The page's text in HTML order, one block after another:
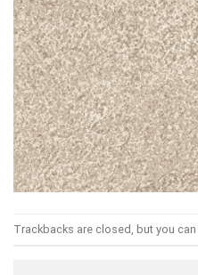
Trackbacks are closed, but you can
× ТОЗИ
САЙТ
ИЗПОЛЗВА
ПОВЕЧЕ